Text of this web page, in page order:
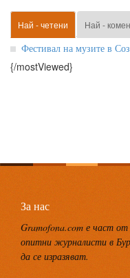
Най - четени Най -
Фестивал на музите в
{/mostViewed}
За нас
Gramofona.com е част
опитни журналисти в
да се изразяват.